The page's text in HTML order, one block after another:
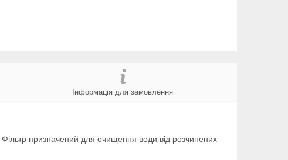
Інформація для замовлення
призначений для очищення води від розчинених